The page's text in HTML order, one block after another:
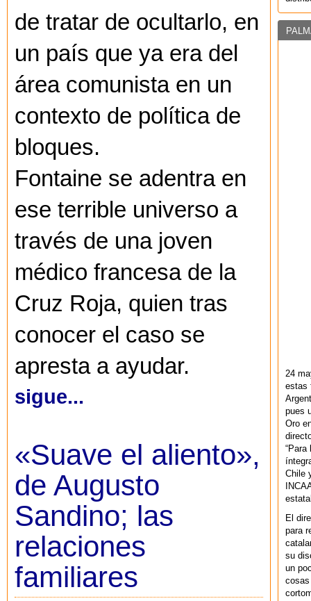
de tratar de ocultarlo, en
un país que ya era del
área comunista en un
contexto de política de
bloques.
Fontaine se adentra en
ese terrible universo a
través de una joven
médico francesa de la
Cruz Roja, quien tras
conocer el caso se
apresta a ayudar.
sigue...
«Suave el aliento»,
de Augusto
Sandino; las
relaciones
familiares
24
estas
pues
Oro
“Para
Chile
El
para
su
un
cosas